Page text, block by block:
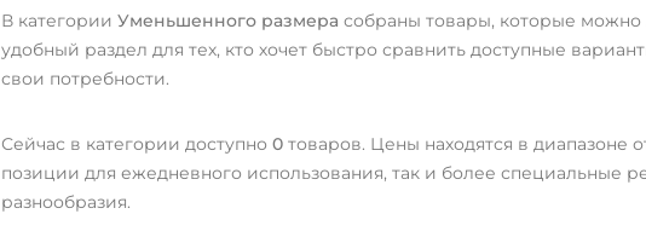
В категории Уменьшенного размера собраны товары, которые можно
удобный раздел для тех, кто хочет быстро сравнить доступные
свои потребности.
Сейчас в категории доступно 0 товаров. Цены находятся в диапазоне
позиции для ежедневного использования, так и более
разнообразия.